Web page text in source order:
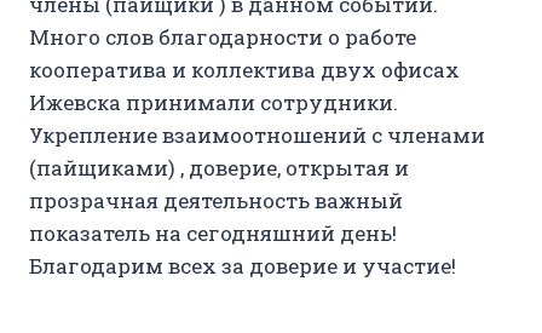
Много слов благодарности о работе
кооператива и коллектива двух офисах
Ижевска принимали сотрудники.
Укрепление взаимоотношений с членами
(пайщиками) , доверие, открытая и
прозрачная деятельность важный
показатель на сегодняшний день!
Благодарим всех за доверие и участие!